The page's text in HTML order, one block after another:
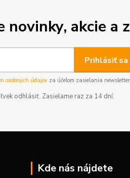
novinky, akcie a
Prihlásiť sa
osobných údajovza účelom zasielania
odhlásiť. Zasielame raz za 14 dní.
Kde nás nájdete